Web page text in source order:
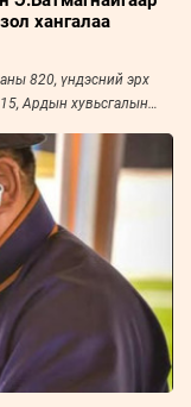
хангалаа
820, үндэсний эрх
Ардын хувьсгалын
харьяат, "Ховд"
Өлзий улсын залуу
цолын болзол